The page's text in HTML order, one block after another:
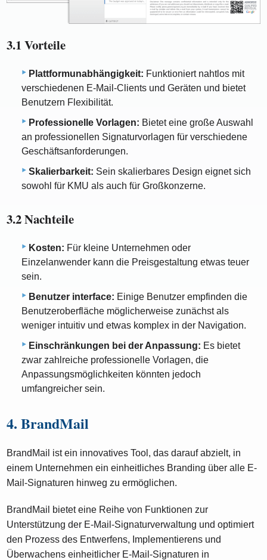
3.1 Vorteile
Plattformunabhängigkeit: Funktioniert nahtlos mit
verschiedenen E-Mail-Clients und Geräten und bietet
Benutzern Flexibilität.
Professionelle Vorlagen: Bietet eine große Auswahl
an professionellen Signaturvorlagen für verschiedene
Geschäftsanforderungen.
Skalierbarkeit: Sein skalierbares Design eignet sich
sowohl für KMU als auch für Großkonzerne.
3.2 Nachteile
Kosten: Für kleine Unternehmen oder
Einzelanwender kann die Preisgestaltung etwas teuer
sein.
Benutzer interface: Einige Benutzer empfinden die
Benutzeroberfläche möglicherweise zunächst als
weniger intuitiv und etwas komplex in der Navigation.
Einschränkungen bei der Anpassung: Es bietet
zwar zahlreiche professionelle Vorlagen, die
Anpassungsmöglichkeiten könnten jedoch
umfangreicher sein.
4. BrandMail
BrandMail ist ein innovatives Tool, das darauf abzielt, in
einem Unternehmen ein einheitliches Branding über alle E-
Mail-Signaturen hinweg zu ermöglichen.
BrandMail bietet eine Reihe von Funktionen zur
Unterstützung der E-Mail-Signaturverwaltung und optimiert
den Prozess des Entwerfens, Implementierens und
Überwachens einheitlicher E-Mail-Signaturen in